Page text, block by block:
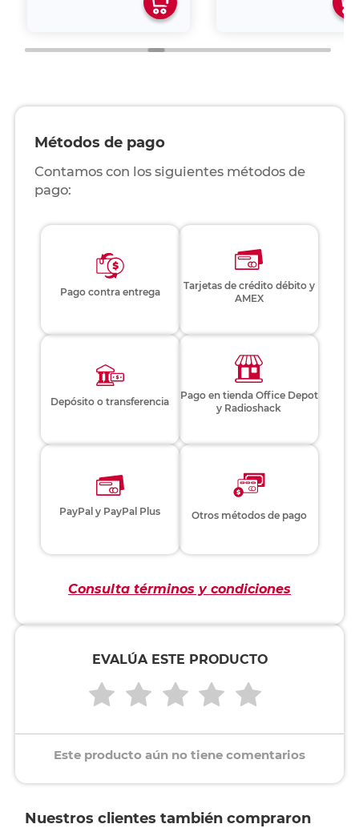
Métodos de pago
Contamos con los siguientes métodos de
pago:
Pago contra entrega
Tarjetas de crédito débito y
AMEX
Depósito o transferencia
Pago en tienda Office Depot
y Radioshack
PayPal y PayPal Plus Otros métodos de pago
Consulta términos y condiciones
EVALÚA ESTE PRODUCTO
Este producto aún no tiene comentarios
Nuestros clientes también compraron